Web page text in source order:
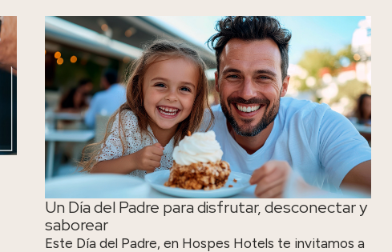
Un Día del Padre para disfrutar, desconectar y
saborear
Este Día del Padre, en Hospes Hotels te invitamos a